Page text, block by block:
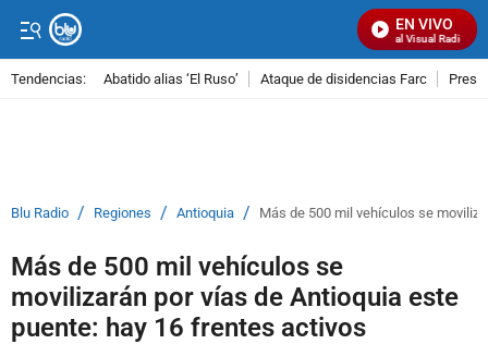
EN VIVO
Señal Visual Radio
Tendencias: Abatido alias ‘El Ruso’ Ataque de disidencias Farc
Blu Radio / Regiones / Antioquia / Más de 500 mil vehículos se
Más de 500 mil vehículos se
movilizarán por vías de Antioquia este
puente: hay 16 frentes activos